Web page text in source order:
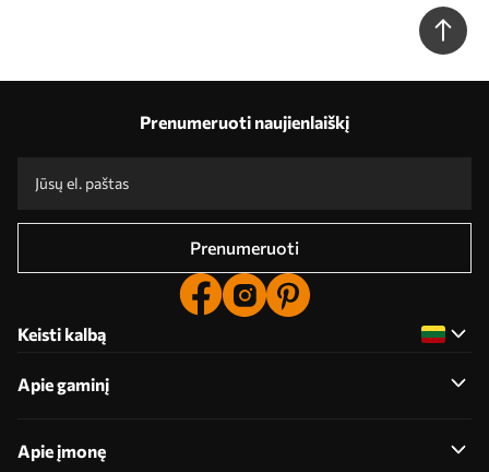
Prenumeruoti naujienlaiškį
Prenumeruoti
Keisti kalbą
Apie gaminį
Apie įmonę